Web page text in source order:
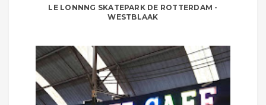
LE LONNNG SKATEPARK DE ROTTERDAM -
WESTBLAAK